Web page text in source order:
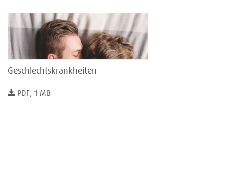
Geschlechtskrankheiten
PDF, 1 MB